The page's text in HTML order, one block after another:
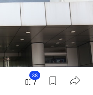
38